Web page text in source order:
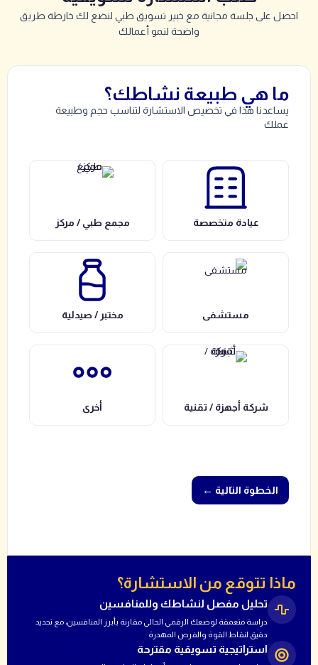
احصل على جلسة مجانية مع خبير تسويق طبي لنضع لك خارطة طريق
واضحة لنمو أعمالك
ما هي طبيعة نشاطك؟
يساعدنا هذا في تخصيص الاستشارة لتناسب حجم وطبيعة
عملك
عيادة متخصصة مجمع طبي / مركز
مستشفى مختبر / صيدلية
شركة أجهزة / تقنية أخرى
← الخطوة التالية
ماذا تتوقع من الاستشارة؟
تحليل مفصل لنشاطك وللمنافسين
دراسة متعمقة لوضعك الرقمي الحالي مقارنة بأبرز المنافسين، مع تحديد
دقيق لنقاط القوة والفرص المهدرة
استراتيجية تسويقية مقترحة